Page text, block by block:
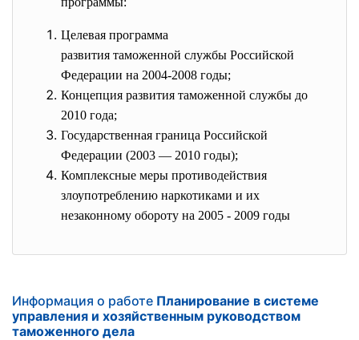
Целевая программа
развития таможенной службы Российской
Федерации на 2004-2008 годы;
Концепция развития таможенной службы до
2010 года;
Государственная граница Российской
Федерации (2003 — 2010 годы);
Комплексные меры противодействия
злоупотреблению наркотиками и их
незаконному обороту на 2005 - 2009 годы
Информация о работе Планирование в системе
управления и хозяйственным руководством
таможенного дела